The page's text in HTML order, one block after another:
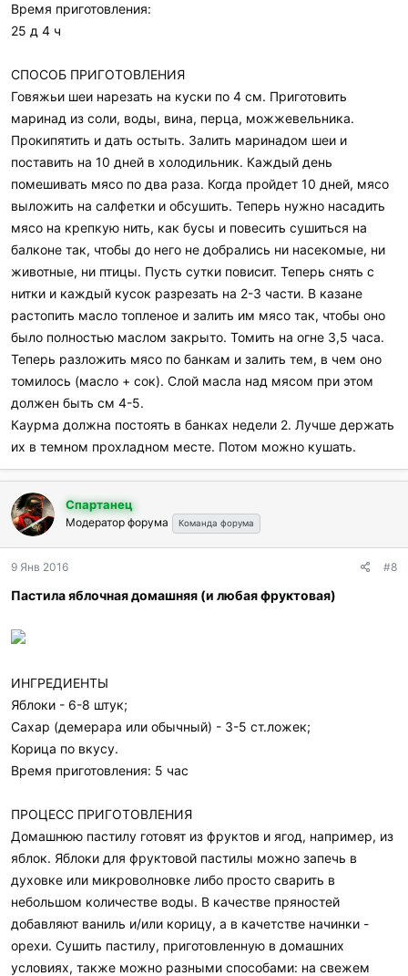
Время приготовления:
25 д 4 ч
СПОСОБ ПРИГОТОВЛЕНИЯ
Говяжьи шеи нарезать на куски по 4 см. Приготовить
маринад из соли, воды, вина, перца, можжевельника.
Прокипятить и дать остыть. Залить маринадом шеи и
поставить на 10 дней в холодильник. Каждый день
помешивать мясо по два раза. Когда пройдет 10 дней, мясо
выложить на салфетки и обсушить. Теперь нужно насадить
мясо на крепкую нить, как бусы и повесить сушиться на
балконе так, чтобы до него не добрались ни насекомые, ни
животные, ни птицы. Пусть сутки повисит. Теперь снять с
нитки и каждый кусок разрезать на 2-3 части. В казане
растопить масло топленое и залить им мясо так, чтобы оно
было полностью маслом закрыто. Томить на огне 3,5 часа.
Теперь разложить мясо по банкам и залить тем, в чем оно
томилось (масло + сок). Слой масла над мясом при этом
должен быть см 4-5.
Каурма должна постоять в банках недели 2. Лучше держать
их в темном прохладном месте. Потом можно кушать.
Спартанец
Модератор форума Команда форума
9 Янв 2016 #8
Пастила яблочная домашняя (и любая фруктовая)
ИНГРЕДИЕНТЫ
Яблоки - 6-8 штук;
Сахар (демерара или обычный) - 3-5 ст.ложек;
Корица по вкусу.
Время приготовления: 5 час
ПРОЦЕСС ПРИГОТОВЛЕНИЯ
Домашнюю пастилу готовят из фруктов и ягод, например, из
яблок. Яблоки для фруктовой пастилы можно запечь в
духовке или микроволновке либо просто сварить в
небольшом количестве воды. В качестве пряностей
добавляют ваниль и/или корицу, а в качетстве начинки -
орехи. Сушить пастилу, приготовленную в домашних
условиях, также можно разными способами: на свежем